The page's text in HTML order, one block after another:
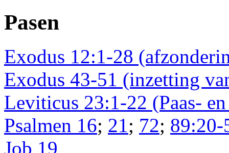
Pasen
Exodus 12:1-28
Exodus 43-51 (inzetting
Leviticus 23:1-22 (Paas-
Psalmen 16; 21; 72; 89:20-
Job 19